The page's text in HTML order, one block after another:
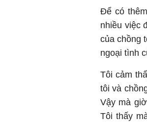
Để có
nhiều việc
của chồng
ngoại tình
Tôi cảm
tôi và
Vậy mà
Tôi thấy